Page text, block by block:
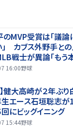
MVP受賞は「議論
」 カブス外野手と
戦士が異論「もう
くたっていい」
16:00野球
健大高崎が２年ぶり
エース石垣聡志が
にビッグイニング
15:44野球